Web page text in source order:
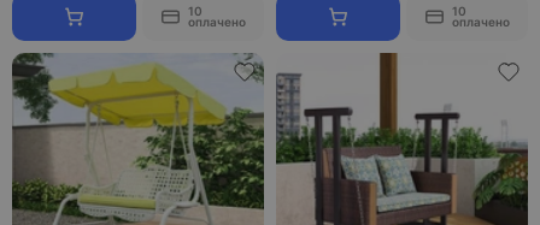
10
оплачено
10
оплачено